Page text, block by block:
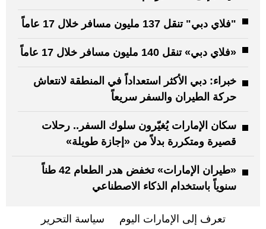
"فلاي دبي" تنقل 137 مليون مسافر خلال 17 عاماً
«فلاي دبي» تنقل 140 مليون مسافر خلال 17 عاماً
خبراء: دبي الأكثر استعداداً في المنطقة لانتعاش
حركة الطيران والسفر سريعاً
سكان الإمارات يُغيّرون سلوك السفر.. رحلات
قصيرة ومتكررة بدلاً من «إجازة طويلة»
«طيران الإمارات» تخفض هدر الطعام 42 طناً
سنوياً باستخدام الذكاء الاصطناعي
تعرف إلى الإمارات اليوم سياسة التحرير